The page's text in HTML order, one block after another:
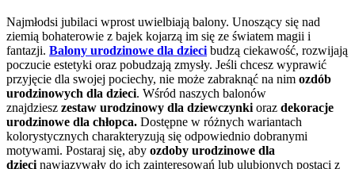
Najmłodsi jubilaci wprost uwielbiają balony. Unoszący się nad
ziemią bohaterowie z bajek kojarzą im się ze światem magii i
fantazji. Balony urodzinowe dla dzieci budzą ciekawość, rozwijają
poczucie estetyki oraz pobudzają zmysły. Jeśli chcesz wyprawić
przyjęcie dla swojej pociechy, nie może zabraknąć na nim ozdób
urodzinowych dla dzieci. Wśród naszych balonów
znajdziesz zestaw urodzinowy dla dziewczynki oraz dekoracje
urodzinowe dla chłopca. Dostępne w różnych wariantach
kolorystycznych charakteryzują się odpowiednio dobranymi
motywami. Postaraj się, aby ozdoby urodzinowe dla
dzieci nawiązywały do ich zainteresowań lub ulubionych postaci z